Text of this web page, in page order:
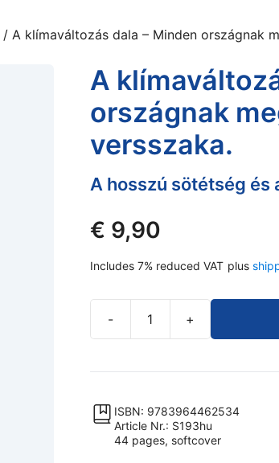
/ A klímaváltozás dala – Minden országnak
A
országnak
versszaka.
A hosszú sötétség és
€ 9,90
Includes 7% reduced VAT plus
-
dala
Minden
országnak
megvan
+
ISBN: 9783964462534
Article Nr.: S193hu
44 pages, softcover